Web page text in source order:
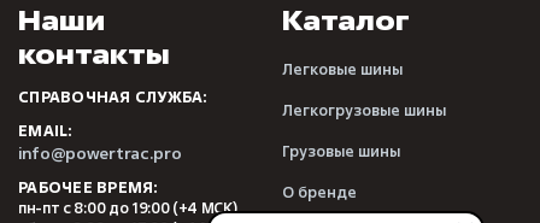
Наши
контакты
СПРАВОЧНАЯ СЛУЖБА:
EMAIL:
info@powertrac.pro
РАБОЧЕЕ ВРЕМЯ:
пн-пт с 8:00 до 19:00 (+4 МСК)
Каталог
Легковые шины
Легкогрузовые шины
Грузовые шины
О бренде